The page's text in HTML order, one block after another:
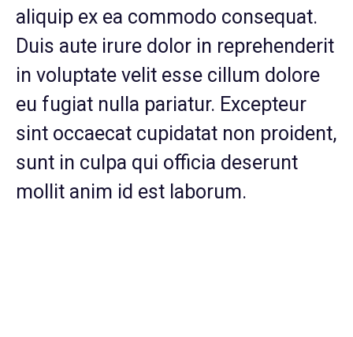
aliquip ex ea commodo consequat.
Duis aute irure dolor in reprehenderit
in voluptate velit esse cillum dolore
eu fugiat nulla pariatur. Excepteur
sint occaecat cupidatat non proident,
sunt in culpa qui officia deserunt
mollit anim id est laborum.